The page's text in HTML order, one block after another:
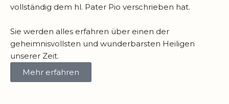
vollständig dem hl. Pater Pio verschrieben hat.
Sie werden alles erfahren über einen der
geheimnisvollsten und wunderbarsten Heiligen
unserer Zeit.
Mehr erfahren